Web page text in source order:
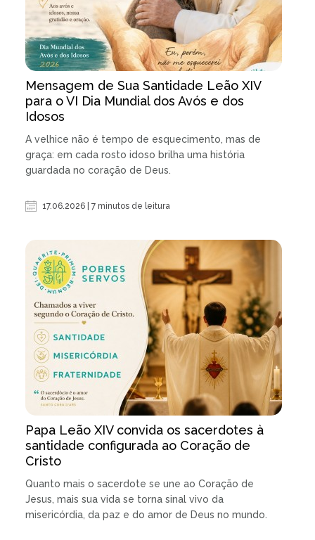
Mensagem de Sua Santidade Leão XIV
para o VI Dia Mundial dos Avós e dos
Idosos
A velhice não é tempo de esquecimento, mas de
graça: em cada rosto idoso brilha uma história
guardada no coração de Deus.
17.06.2026 | 7 minutos de leitura
Papa Leão XIV convida os sacerdotes à
santidade configurada ao Coração de
Cristo
Quanto mais o sacerdote se une ao Coração de
Jesus, mais sua vida se torna sinal vivo da
misericórdia, da paz e do amor de Deus no mundo.